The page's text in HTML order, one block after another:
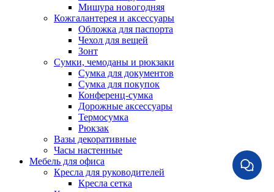
Мишура новогодняя
Кожгалантерея и аксессуары
Обложка для паспорта
Чехол для вещей
Зонт
Сумки, чемоданы и рюкзаки
Сумка для документов
Сумка для покупок
Конференц-сумка
Дорожные аксессуары
Термосумка
Рюкзак
Вазы декоративные
Часы настенные
Мебель для офиса
Кресла для руководителей
Кресла сетка